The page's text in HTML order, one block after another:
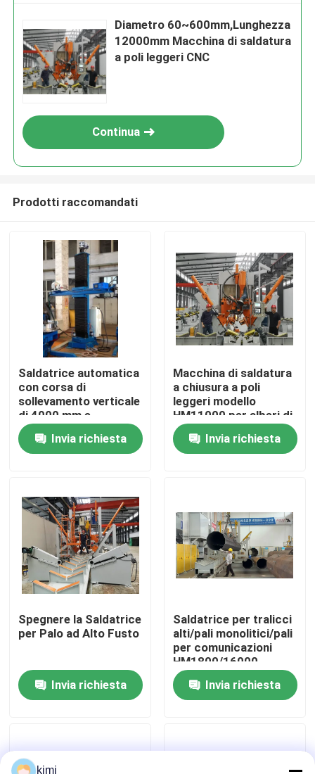
Casa.
Prodotti
Chi Siamo
Visita alla fabbrica
Controllo di qualità
Contattaci
Notizie
Casi
freno della pressa idraulica di CNC
Diametro 60~600mm,Lunghezza
12000mm Macchina di saldatura
a poli leggeri CNC
Continua
Prodotti raccomandati
Saldatrice automatica
con corsa di
sollevamento verticale
di 4000 mm e
diametro applicabile di
700-4000 mm per
saldatura di tubi
Invia richiesta
Macchina di saldatura
a chiusura a poli
leggeri modello
HM11000 per alberi di
alto mastello e poli
mono Invia richiesta
Spegnere la Saldatrice
per Palo ad Alto Fusto
Invia richiesta
Saldatrice per tralicci
alti/pali monolitici/pali
per comunicazioni
HM1800/16000
Invia richiesta
kimi